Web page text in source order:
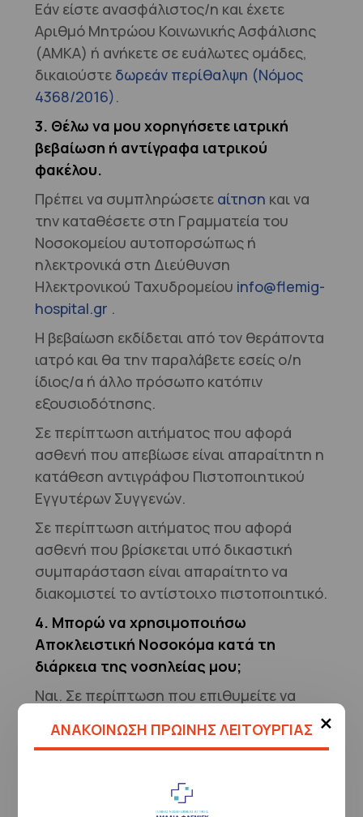
×
ΑΝΑΚΟΙΝΩΣΗ ΠΡΩΙΝΗΣ ΛΕΙΤΟΥΡΓΙΑΣ
Εάν είστε ανασφάλιστος/η και έχετε
Αριθμό Μητρώου Κοινωνικής Ασφάλισης
(ΑΜΚΑ) ή ανήκετε σε ευάλωτες ομάδες,
δικαιούστε δωρεάν περίθαλψη (Νόμος
4368/2016).
3. Θέλω να μου χορηγήσετε ιατρική
βεβαίωση ή αντίγραφα ιατρικού
φακέλου.
Πρέπει να συμπληρώσετε αίτηση και να
την καταθέσετε στη Γραμματεία του
Νοσοκομείου αυτοπορσώπως ή
ηλεκτρονικά στη Διεύθυνση
Ηλεκτρονικού Ταχυδρομείου info@flemig-
hospital.gr .
Η βεβαίωση εκδίδεται από τον θεράποντα
ιατρό και θα την παραλάβετε εσείς ο/η
ίδιος/α ή άλλο πρόσωπο κατόπιν
εξουσιοδότησης.
Σε περίπτωση αιτήματος που αφορά
ασθενή που απεβίωσε είναι απαραίτητη η
κατάθεση αντιγράφου Πιστοποιητικού
Εγγυτέρων Συγγενών.
Σε περίπτωση αιτήματος που αφορά
ασθενή που βρίσκεται υπό δικαστική
συμπαράσταση είναι απαραίτητο να
διακομιστεί το αντίστοιχο πιστοποιητικό.
4. Μπορώ να χρησιμοποιήσω
Αποκλειστική Νοσοκόμα κατά τη
διάρκεια της νοσηλείας μου;
Ναι. Σε περίπτωση που επιθυμείτε να
Αποκλειστική/ό Νοσοκόμα/ο,
24ωρου, στο Γραφείο Τομεαρχών
οςΌροφος), όπου θα